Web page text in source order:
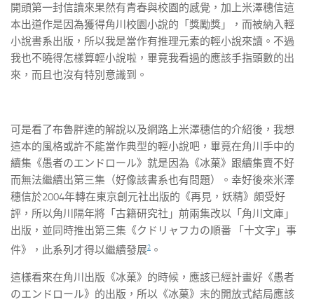
開頭第一封信讀來果然有青春與校園的感覺，加上米澤穗信這
本出道作是因為獲得角川校園小說的「獎勵獎」，而被納入輕
小說書系出版，所以我是當作有推理元素的輕小說來讀。不過
我也不曉得怎樣算輕小說啦，畢竟我看過的應該手指頭數的出
來，而且也沒有特別意識到。
可是看了布魯胖達的解說以及網路上米澤穗信的介紹後，我想
這本的風格或許不能當作典型的輕小說吧，畢竟在角川手中的
續集《愚者のエンドロール》就是因為《冰菓》跟續集賣不好
而無法繼續出第三集（好像該書系也有問題）。幸好後來米澤
穗信於2004年轉在東京創元社出版的《再見，妖精》頗受好
評，所以角川隔年將「古籍研究社」前兩集改以「角川文庫」
出版，並同時推出第三集《クドリャフカの順番 「十文字」事
件》，此系列才得以繼續發展2 。
這樣看來在角川出版《冰菓》的時候，應該已經計畫好《愚者
のエンドロール》的出版，所以《冰菓》末的開放式結局應該